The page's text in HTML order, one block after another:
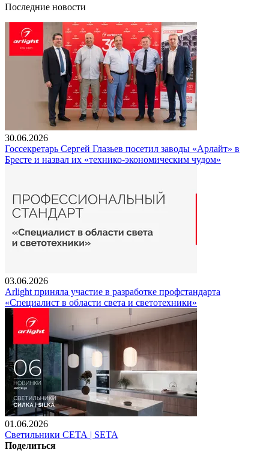
Последние новости
30.06.2026
Госсекретарь Сергей Глазьев посетил заводы «Арлайт» в
Бресте и назвал их «технико-экономическим чудом»
03.06.2026
Arlight приняла участие в разработке профстандарта
«Специалист в области света и светотехники»
01.06.2026
Светильники СЕТА | SETA
Поделиться